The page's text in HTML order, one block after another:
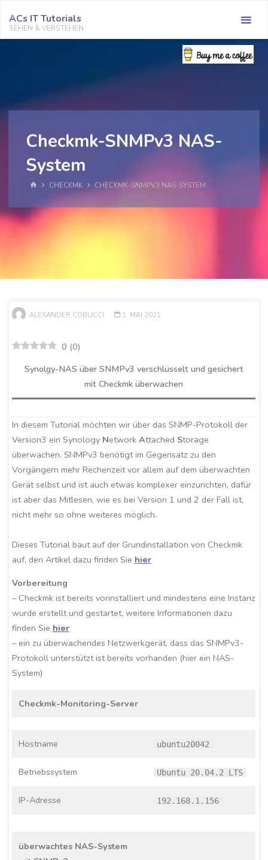
Inhalt
springen
ACs IT Tutorials
SEHEN & VERSTEHEN
Checkmk-SNMPv3 NAS-
System
START
CHECKMK CHECKMK-SNMPV3 NAS-SYSTEM
ALEXANDER COBUCCI 1. MAI 2021
0 (0)
Synolgy-NAS über SNMPv3 verschlüsselt und gesichert
mit Checkmk überwachen
In diesem Tutorial möchten wir über das SNMP-Protokoll der
Version3 ein Synology Network Attached Storage
überwachen. SNMPv3 benötigt im Gegensatz zu den
Vorgängern mehr Rechenzeit vor allem auf dem überwachten
Gerät selbst und ist auch etwas komplexer einzurichten, dafür
ist aber das Mitlesen, wie es bei Version 1 und 2 der Fall ist,
nicht mehr so ohne weiteres möglich.
Dieses Tutorial baut auf der Grundinstallation von Checkmk
auf, den Artikel dazu finden Sie hier
Vorbereitung
– Checkmk ist bereits vorinstalliert und mindestens eine Instanz
wurde erstellt und gestartet, weitere Informationen dazu
finden Sie hier
– ein zu überwachendes Netzwerkgerät, dass das SNMPv3-
Protokoll unterstützt ist bereits vorhanden (hier ein NAS-
System)
Checkmk-Monitoring-Server
Hostname ubuntu20042
Betriebssystem Ubuntu 20.04.2 LTS
IP-Adresse 192.168.1.156
überwachtes NAS-System